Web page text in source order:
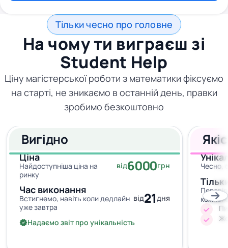
Тільки чесно про головне
На чому ти виграєш зі
Student Help
Ціну магістерської роботи з математики фіксуємо
на старті, не зникаємо в останній день, правки
зробимо безкоштовно
Вигідно
Ціна
Найдоступніша ціна на
ринку
від6000грн
Час виконання
Встигнемо, навіть коли дедлайн
уже завтра
від21дня
Надаємо звіт про унікальність
Чесно,